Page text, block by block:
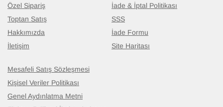
Özel Sipariş
Toptan Satış
Hakkımızda
İletişim
İade & İptal Politikası
SSS
İade Formu
Site Haritası
Mesafeli Satış Sözleşmesi
Kişisel Veriler Politikası
Genel Aydınlatma Metni